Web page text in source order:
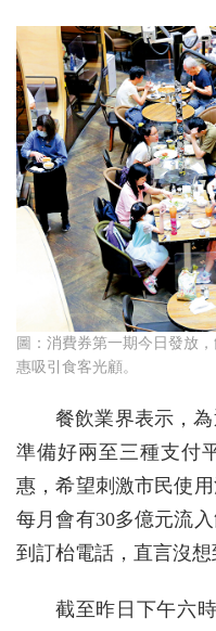
圖：消費券第一期今日發放
惠吸引食客光顧。
餐飲業界表示，
準備好兩至三種支付
惠，希望刺激市民使
每月會有30多億元流
到訂枱電話，直言沒想
截至昨日下午六